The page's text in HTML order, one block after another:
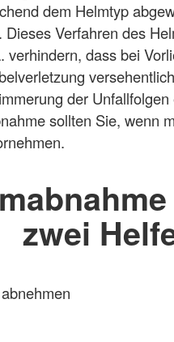
dem Helmtyp
Dieses Verfahren des
verhindern, dass bei
der
sollten Sie, wenn
zwei